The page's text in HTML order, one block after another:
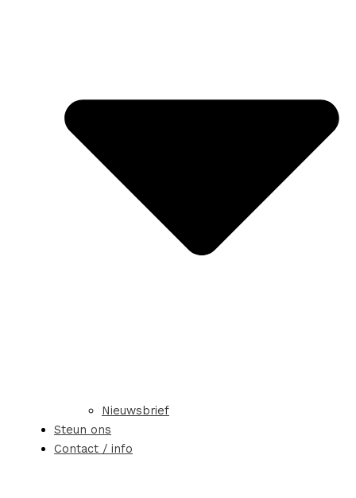
Nieuwsbrief
Steun ons
Contact / info